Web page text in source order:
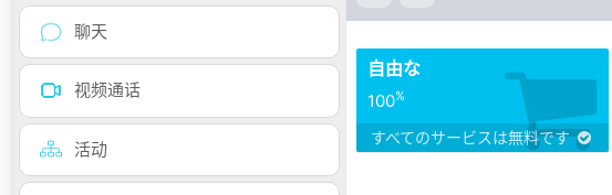
聊天
视频通话
活动
自由な
100%
すべてのサービスは無料です